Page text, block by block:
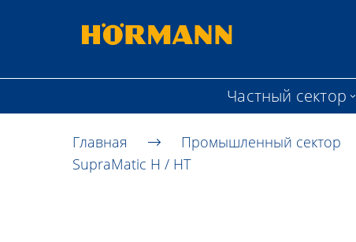
Частный сектор
Главная Промышленный сектор
SupraMatic H / HT